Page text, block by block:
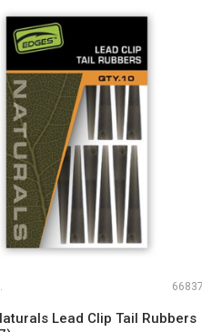
Anti-
66837
Lead Clip Tail Rubbers